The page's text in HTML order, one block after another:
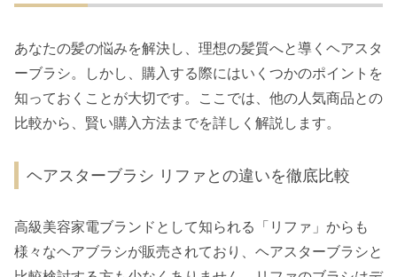
あなたの髪の悩みを解決し、理想の髪質へと導くヘアスタ
ーブラシ。しかし、購入する際にはいくつかのポイントを
知っておくことが大切です。ここでは、他の人気商品との
比較から、賢い購入方法までを詳しく解説します。
ヘアスターブラシ リファとの違いを徹底比較
高級美容家電ブランドとして知られる「リファ」からも
様々なヘアブラシが販売されており、ヘアスターブラシと